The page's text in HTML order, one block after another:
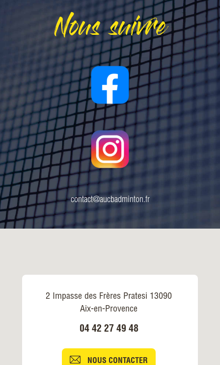
Nous suivre
contact@aucbadminton.fr
2 Impasse des Frères Pratesi 13090
Aix-en-Provence
04 42 27 49 48
NOUS CONTACTER